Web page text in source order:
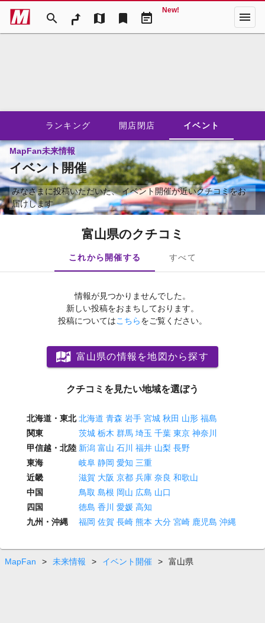
search map bookmark event_note
New! menu
ランキング 開店閉店 イベント
MapFan未来情報
イベント開催
みなさまに投稿いただいた、イベント開催が近いクチコミをお
届けします
富山県のクチコミ
これから開催する すべて
情報が見つかりませんでした。
新しい投稿をおまちしております。
投稿についてはこちらをご覧ください。
富山県の情報を地図から探す
クチコミを見たい地域を選ぼう
北海道・東北 北海道 青森 岩手 宮城 秋田 山形 福島
関東
茨城 栃木 群馬 埼玉 千葉 東京 神奈川
甲信越・北陸 新潟 富山 石川 福井 山梨 長野
東海
岐阜 静岡 愛知 三重
近畿
滋賀 大阪 京都 兵庫 奈良 和歌山
中国
鳥取 島根 岡山 広島 山口
四国
徳島 香川 愛媛 高知
九州・沖縄
福岡 佐賀 長崎 熊本 大分 宮崎 鹿児島 沖縄
MapFan > 未来情報 > イベント開催 > 富山県